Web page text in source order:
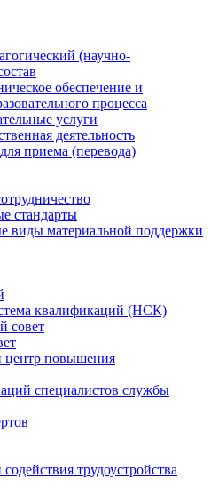
(научно-
обеспечение и
процесса
услуги
деятельность
приема (перевода)
стандарты
виды материальной поддержки
квалификаций (НСК)
совет
центр повышения
специалистов службы
трудоустройства